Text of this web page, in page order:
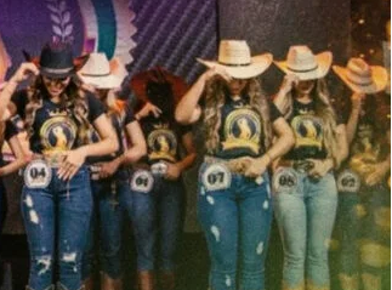
Mobilidade SERVIÇOS Trânsito
Transporte coletivo de
Castanhal: mais conforto,
tecnologia e praticidade
com nova frota e sistema
inteligente
14 de julho de 2026
admin
Comentários desativados